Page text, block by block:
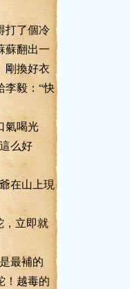
了個冷
蘇翻出一
剛換好衣
李毅：“快
喝光
么好
在山上現
立即就
最補的
！越毒的